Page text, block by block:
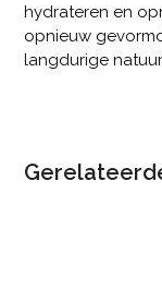
hydrateren en
opnieuw
langdurige